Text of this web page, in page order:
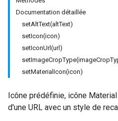
Documentation détaillée
setAltText(altText)
setIcon(icon)
setIconUrl(url)
setMaterialIcon(icon)
Icône prédéfinie, icône
d'une URL avec un style de